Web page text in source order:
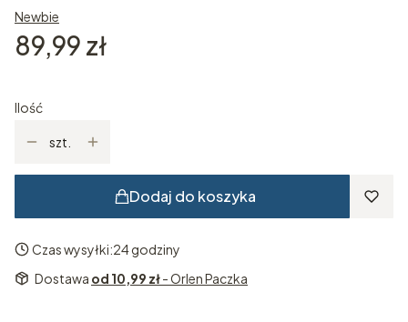
Newbie
Cena
89,99 zł
Ilość
szt.
Dodaj do koszyka
Czas wysyłki:24 godziny
Dostawa od 10,99 zł- Orlen Paczka